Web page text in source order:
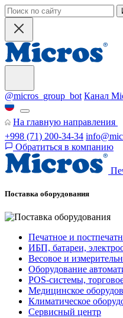
@micros_group_bot Канал
На главную направления
+998 (71) 200-34-34
Обратиться в компанию
Поставка оборудования
Печатное и
ИБП, батареи,
Весовое и
Оборудование
POS-системы,
Медицинское
Климатическое
Сервисный центр